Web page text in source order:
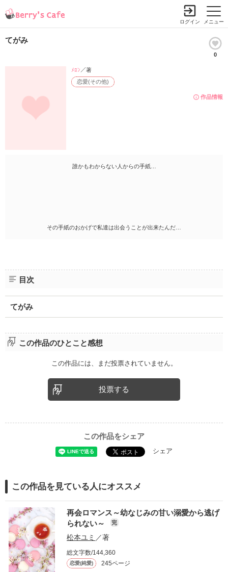
メニュー
ログイン
てがみ
0
作品情報
恋愛(その他)
ﾒﾛﾝ ／著
誰かもわからない人からの手紙…
その手紙のおかげで私達は出会うことが出来たんだ…
目次
てがみ
この作品のひとこと感想
この作品には、まだ投票されていません。
投票する
この作品をシェア
シェア
この作品を見ている人にオススメ
再会ロマンス～幼なじみの甘い溺愛から逃げ
られない～
完
松本ユミ ／著
総文字数/144,360
恋愛(純愛) 245ページ